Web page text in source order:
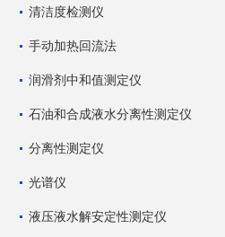
清洁度检测仪
手动加热回流法
润滑剂中和值测定仪
石油和合成液水分离性测定仪
分离性测定仪
光谱仪
液压液水解安定性测定仪